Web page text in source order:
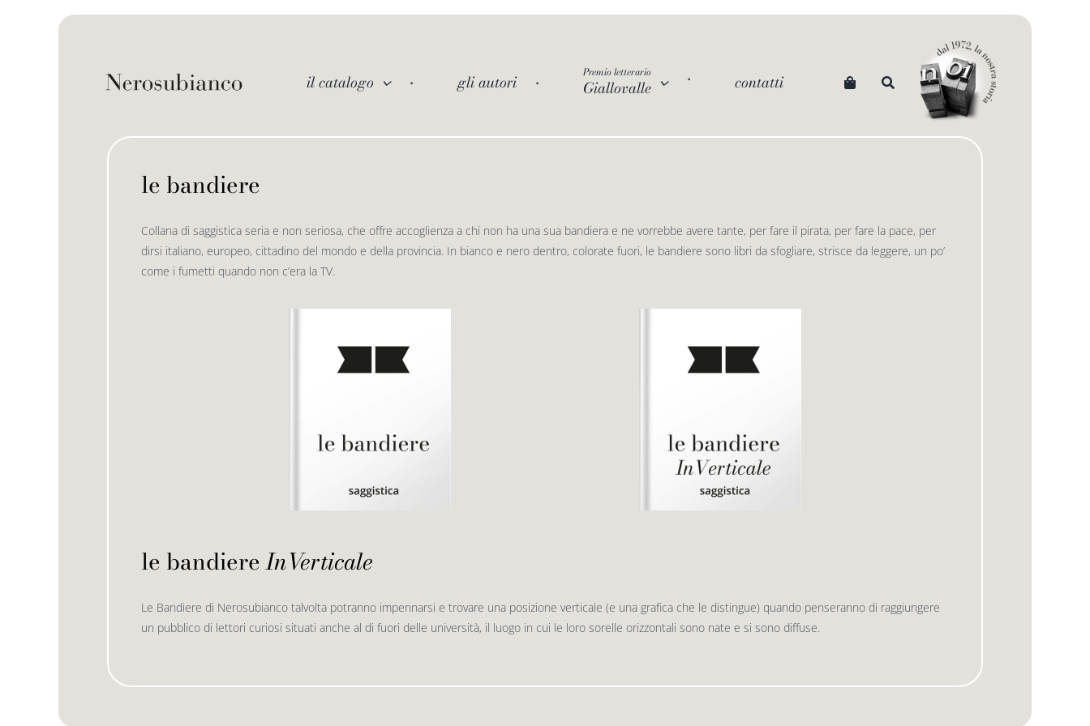
il catalogo gli autori Premio letterario
Giallovalle contatti
le bandiere
Collana di saggistica seria e non seriosa, che offre accoglienza a chi non ha una sua bandiera e ne vorrebbe avere tante, per fare il pirata, per fare la pace, per
dirsi italiano, europeo, cittadino del mondo e della provincia. In bianco e nero dentro, colorate fuori, le bandiere sono libri da sfogliare, strisce da leggere, un po’
come i fumetti quando non c’era la TV.
le bandiereInVerticale
Le Bandiere di Nerosubianco talvolta potranno impennarsi e trovare una posizione verticale (e una grafica che le distingue) quando penseranno di raggiungere
un pubblico di lettori curiosi situati anche al di fuori delle università, il luogo in cui le loro sorelle orizzontali sono nate e si sono diffuse.